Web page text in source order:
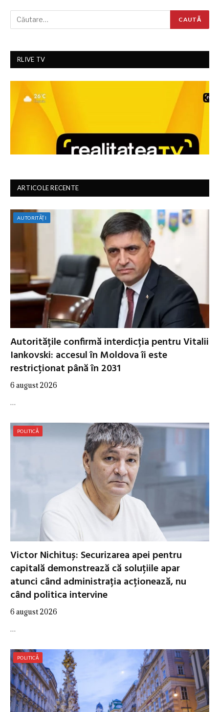
RLIVE TV
ARTICOLE RECENTE
AUTORITĂȚI
Autoritățile confirmă interdicția pentru Vitalii
Iankovski: accesul în Moldova îi este
restricționat până în 2031
6 august 2026
…
POLITICĂ
Victor Nichituș: Securizarea apei pentru
capitală demonstrează că soluțiile apar
atunci când administrația acționează, nu
când politica intervine
6 august 2026
…
POLITICĂ